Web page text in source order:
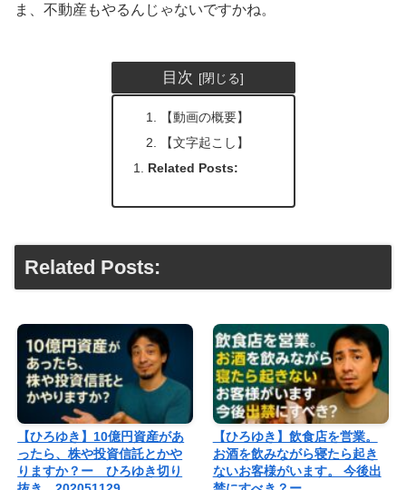
ま、不動産もやるんじゃないですかね。
目次
【動画の概要】
【文字起こし】
Related Posts:
Related Posts:
【ひろゆき】10億円資産があ
ったら、株や投資信託とかや
りますか？ー ひろゆき切り
【ひろゆき】飲食店を営業。
お酒を飲みながら寝たら起き
ないお客様がいます。 今後出